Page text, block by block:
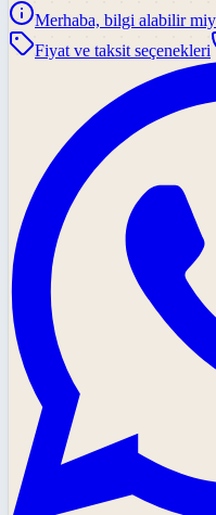
Merhaba, bilgi alabilir
Fiyat ve taksit seçenekleri